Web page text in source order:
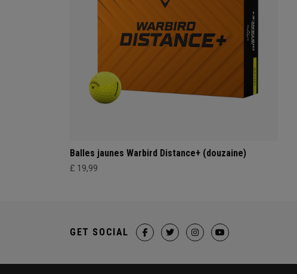
Balles jaunes Warbird Distance+ (douzaine)
£ 19,99
GET SOCIAL